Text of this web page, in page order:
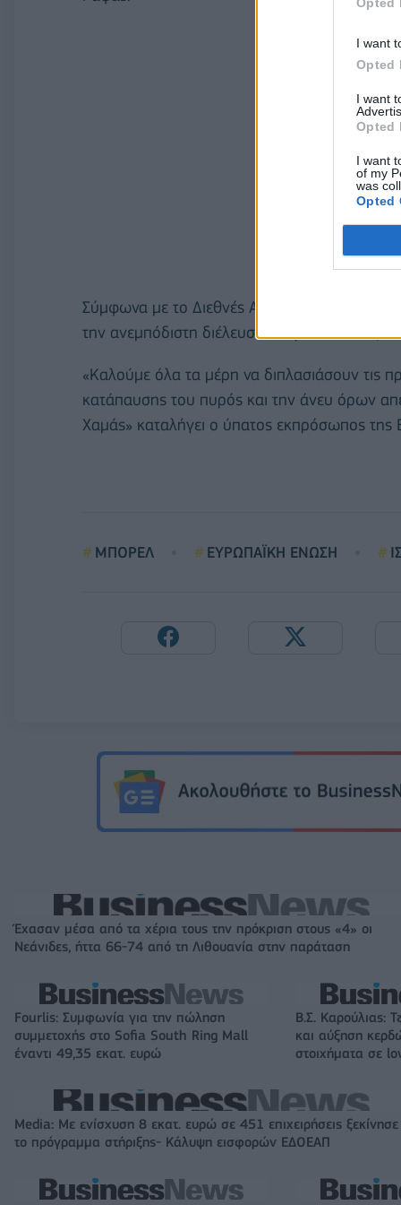
I want
Opted
I want
Opted
I want
of my
was
Opted
Σύμφωνα με το Διεθνές Ανθρωπιστικό Δίκαιο,
την ανεμπόδιστη διέλευση ανθρωπιστικής
«Καλούμε όλα τα μέρη να διπλασιάσουν τις
κατάπαυσης του πυρός και την άνευ όρων
Χαμάς» καταλήγει ο ύπατος εκπρόσωπος της
ΜΠΟΡΕΛ ΕΥΡΩΠΑΪΚΗ ΕΝΩΣΗ
Έχασαν μέσα από τα χέρια τους την πρόκριση στους «4» οι
Νεάνιδες, ήττα 66-74 από τη Λιθουανία στην παράταση
Fourlis: Συμφωνία για την πώληση
συμμετοχής στο Sofia South Ring Mall
έναντι 49,35 εκατ. ευρώ
Β.Σ. Καρούλιας:
και αύξηση
στοιχήματα σε
Media: Με ενίσχυση 8 εκατ. ευρώ σε 451 επιχειρήσεις ξεκίνησε
το πρόγραμμα στήριξης- Κάλυψη εισφορών ΕΔΟΕΑΠ